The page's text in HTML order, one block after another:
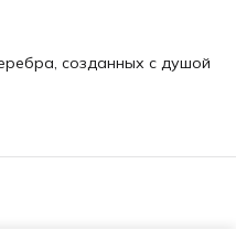
созданных с душой